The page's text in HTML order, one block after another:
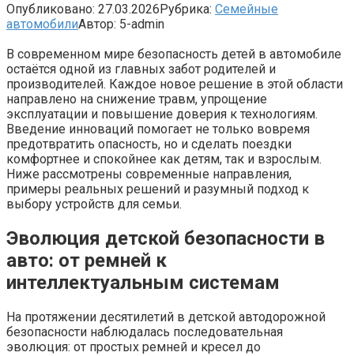
Опубликовано: 27.03.2026Рубрика: Семейные
автомобилиАвтор: 5-admin
В современном мире безопасность детей в автомобиле
остаётся одной из главных забот родителей и
производителей. Каждое новое решение в этой области
направлено на снижение травм, упрощение
эксплуатации и повышение доверия к технологиям.
Введение инноваций помогает не только вовремя
предотвратить опасность, но и сделать поездки
комфортнее и спокойнее как детям, так и взрослым.
Ниже рассмотрены современные направления,
примеры реальных решений и разумный подход к
выбору устройств для семьи.
Эволюция детской безопасности в
авто: от ремней к
интеллектуальным системам
На протяжении десятилетий в детской автодорожной
безопасности наблюдалась последовательная
эволюция: от простых ремней и кресел до